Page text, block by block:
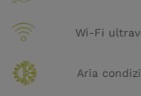
Wi-Fi
Aria